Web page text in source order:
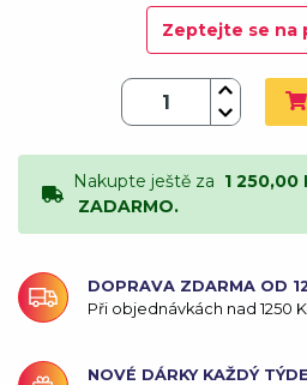
Zeptejte se na
Nakupte ještě za 1 250,00
ZADARMO.
DOPRAVA ZDARMA OD
Při objednávkách nad 1250
NOVÉ DÁRKY KAŽDÝ